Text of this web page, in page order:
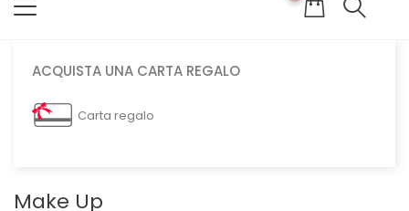
ACQUISTA UNA CARTA REGALO
Carta regalo
Make Up